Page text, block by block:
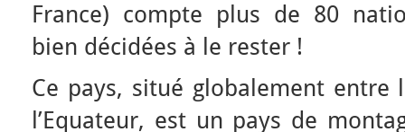
France) compte plus de 80
bien décidées à le rester !
Ce pays, situé globalement
l’Equateur, est un pays de